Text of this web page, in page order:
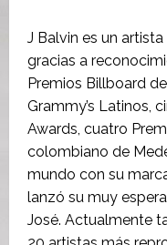
J Balvin es un
gracias a
Premios Billboard
Grammy’s Latinos,
Awards, cuatro
colombiano de
mundo con su
lanzó su muy
José. Actualmente